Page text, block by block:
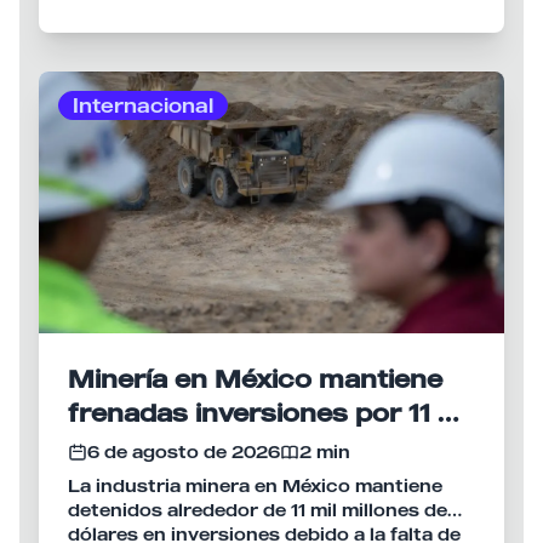
Internacional
Minería en México mantiene
frenadas inversiones por 11 mil
mdd
6 de agosto de 2026
2 min
La industria minera en México mantiene
detenidos alrededor de 11 mil millones de
dólares en inversiones debido a la falta de